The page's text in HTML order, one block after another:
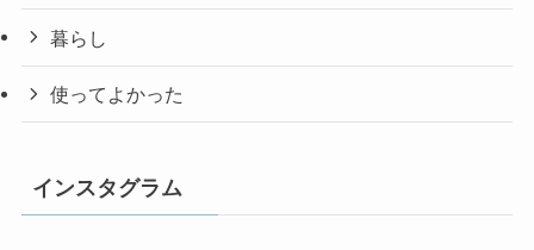
暮らし
使ってよかった
インスタグラム